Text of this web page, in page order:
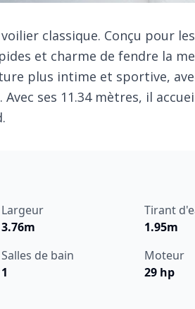
classique. Conçu pour
et charme de fendre la
plus intime et sportive,
ses 11.34 mètres, il
Largeur
3.76m
Tirant
1.95m
Salles de bain
1
Moteur
29 hp